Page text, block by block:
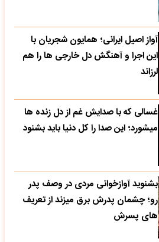
آواز اصیل ایرانی؛ همایون شجریان با
این اجرا و آهنگش دل خارجی ها را هم
لرزاند
غسالی که با صدایش غم از دل زنده ها
میشورد؛ این صدا را کل دنیا باید بشنود
بشنوید آوازخوانی مردی در وصف پدر
رو؛ چشمان پدرش برق میزند از تعریف
های پسرش